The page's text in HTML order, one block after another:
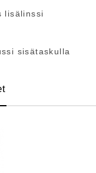
lisälinssi
sisätaskulla